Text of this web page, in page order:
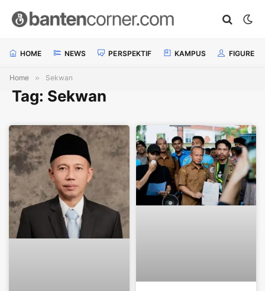
HOME NEWS PERSPEKTIF KAMPUS FIGURE
Home » Sekwan
Tag: Sekwan